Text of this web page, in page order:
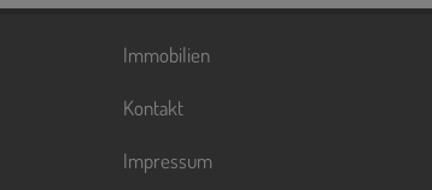
Immobilien
Kontakt
Impressum